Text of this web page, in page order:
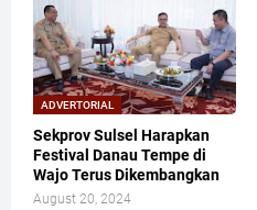
ADVERTORIAL
Sekprov Sulsel Harapkan
Festival Danau Tempe di
Wajo Terus Dikembangkan
August 20, 2024